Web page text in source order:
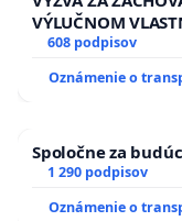
VÝLUČNOM
SLOVENSKEJ
kanálov na
608 podpisov
Oznámenie o
Spoločne za
1 290 podpisov
Oznámenie o